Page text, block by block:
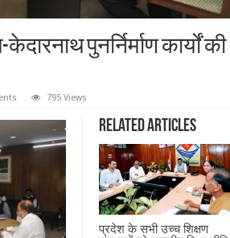
पुनर्निर्माण कार्यों की
795 Views
Related Articles
प्रदेश के सभी उच्च शिक्षण